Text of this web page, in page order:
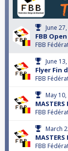
June
FBB
FBB
June
Flyer Fin
FBB
May
MASTERS
FBB
March
MASTERS
FBB